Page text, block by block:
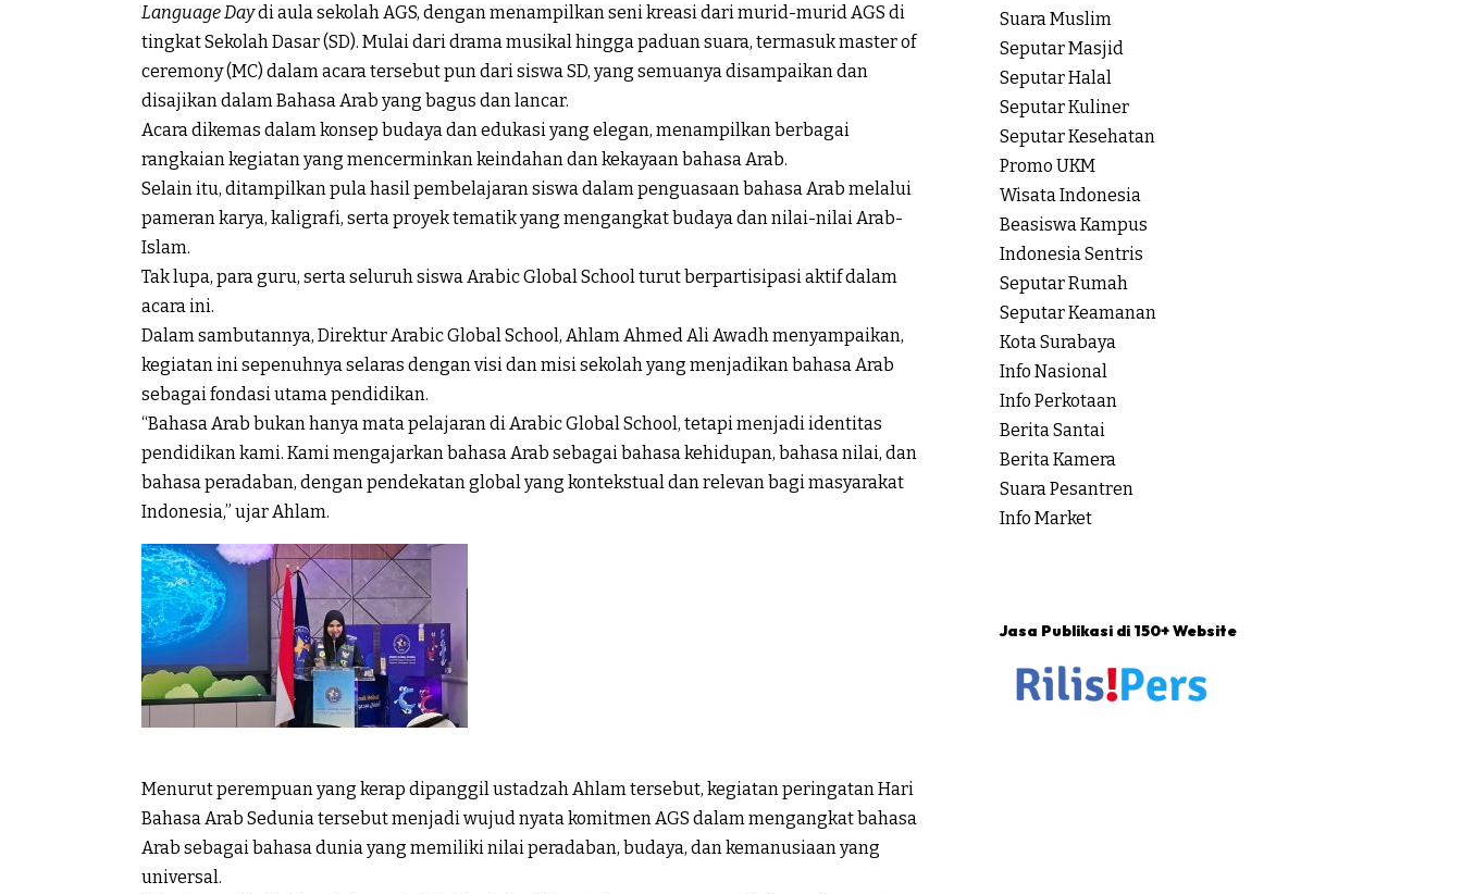
Language Daydi aula sekolah AGS, dengan menampilkan seni kreasi dari murid-murid AGS di
tingkat Sekolah Dasar (SD). Mulai dari drama musikal hingga paduan suara, termasuk master of
ceremony (MC) dalam acara tersebut pun dari siswa SD, yang semuanya disampaikan dan
disajikan dalam Bahasa Arab yang bagus dan lancar.
Acara dikemas dalam konsep budaya dan edukasi yang elegan, menampilkan berbagai
rangkaian kegiatan yang mencerminkan keindahan dan kekayaan bahasa Arab.
Selain itu, ditampilkan pula hasil pembelajaran siswa dalam penguasaan bahasa Arab melalui
pameran karya, kaligrafi, serta proyek tematik yang mengangkat budaya dan nilai-nilai Arab-
Islam.
Tak lupa, para guru, serta seluruh siswa Arabic Global School turut berpartisipasi aktif dalam
acara ini.
Dalam sambutannya, Direktur Arabic Global School, Ahlam Ahmed Ali Awadh menyampaikan,
kegiatan ini sepenuhnya selaras dengan visi dan misi sekolah yang menjadikan bahasa Arab
sebagai fondasi utama pendidikan.
“Bahasa Arab bukan hanya mata pelajaran di Arabic Global School, tetapi menjadi identitas
pendidikan kami. Kami mengajarkan bahasa Arab sebagai bahasa kehidupan, bahasa nilai, dan
bahasa peradaban, dengan pendekatan global yang kontekstual dan relevan bagi masyarakat
Indonesia,” ujar Ahlam.
Menurut perempuan yang kerap dipanggil ustadzah Ahlam tersebut, kegiatan peringatan Hari
Bahasa Arab Sedunia tersebut menjadi wujud nyata komitmen AGS dalam mengangkat bahasa
Arab sebagai bahasa dunia yang memiliki nilai peradaban, budaya, dan kemanusiaan yang
universal.
Suara Muslim
Seputar Masjid
Seputar Halal
Seputar Kuliner
Seputar Kesehatan
Promo UKM
Wisata Indonesia
Beasiswa Kampus
Indonesia Sentris
Seputar Rumah
Seputar Keamanan
Kota Surabaya
Info Nasional
Info Perkotaan
Berita Santai
Berita Kamera
Suara Pesantren
Info Market
Jasa Publikasi di 150+ Website